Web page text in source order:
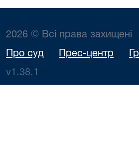
2026 © Всі права захищені
Про суд Прес-центр
v1.38.1